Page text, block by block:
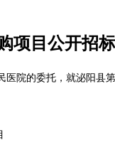
项目公开招
院的委托，就泌阳县